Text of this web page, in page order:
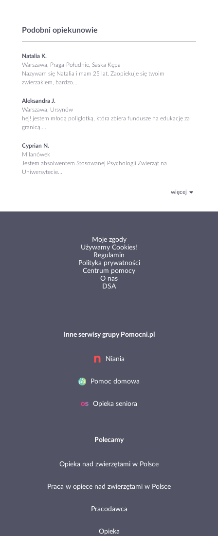
Podobni opiekunowie
Natalia K.
Warszawa, Praga-Południe, Saska Kępa
Nazywam się Natalia i mam 25 lat. Zaopiekuje się twoim
zwierzakiem, bardzo...
Aleksandra J.
Warszawa, Ursynów
hej! jestem młodą poliglotką, która zbiera fundusze na edukację za
granicą....
Cyprian N.
Milanówek
Jestem absolwentem Stosowanej Psychologii Zwierząt na
Uniwersytecie...
więcej
Moje zgody
Używamy Cookies!
Regulamin
Polityka prywatności
Centrum pomocy
O nas
DSA
Inne serwisy grupy Pomocni.pl
Niania
Pomoc domowa
Opieka seniora
Polecamy
Opieka nad zwierzętami w Polsce
Praca w opiece nad zwierzętami w Polsce
Pracodawca
Opieka